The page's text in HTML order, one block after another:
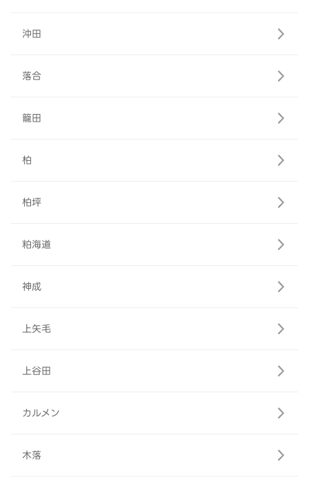
沖田
落合
籠田
柏
柏坪
粕海道
神成
上矢毛
上谷田
カルメン
木落